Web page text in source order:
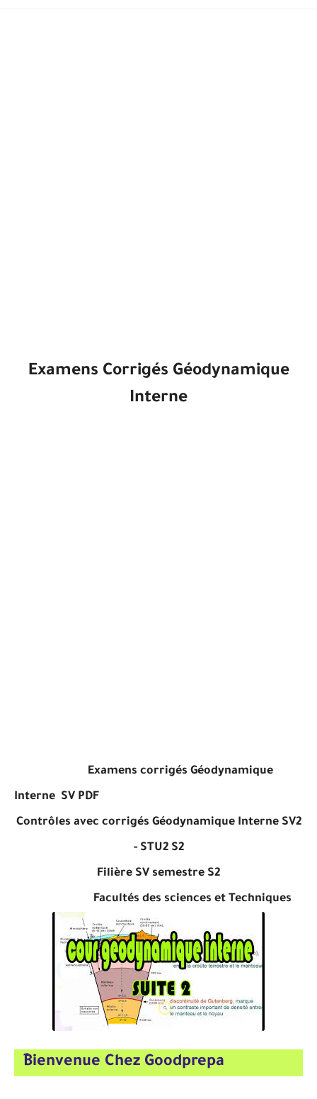
Examens Corrigés Géodynamique
Interne
Examens corrigés Géodynamique
Interne SV PDF
Contrôles avec corrigés Géodynamique Interne SV2
- STU2 S2
Filière SV semestre S2
Facultés des sciences et Techniques
ِBienvenue Chez Goodprepa